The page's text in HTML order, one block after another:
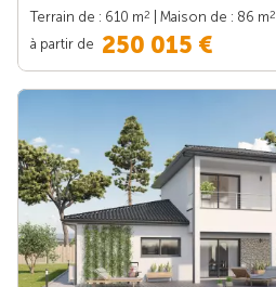
Terrain de : 610 m2 | Maison de : 86 m2
à partir de 250 015 €